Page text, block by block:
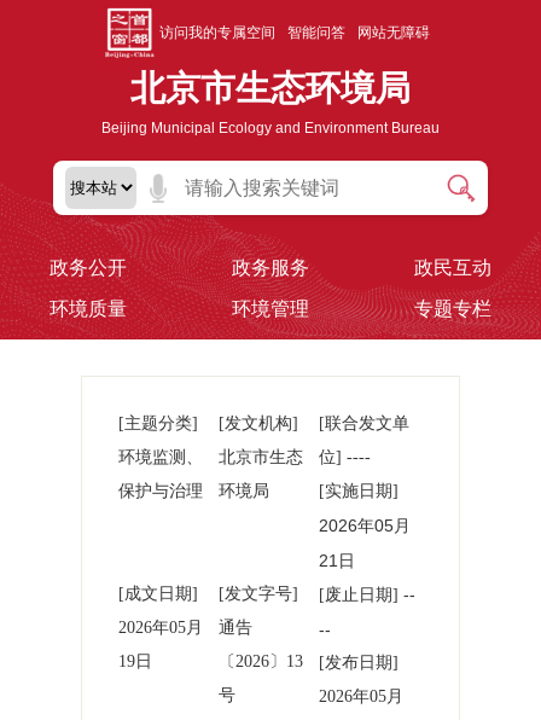
访问我的专属空间 智能问答 网站无障碍
北京市生态环境局
Beijing Municipal Ecology and Environment Bureau
政务公开 政务服务
政民互动
环境质量
环境管理 专题专栏
[主题分类]
环境监测、
保护与治理
[发文机构]
北京市生态
环境局
[联合发文单
位] ----
[实施日期]
2026年05月
21日
[成文日期]
2026年05月
19日
[发文字号]
通告
〔2026〕13
号
[废止日期]--
--
[发布日期]
2026年05月